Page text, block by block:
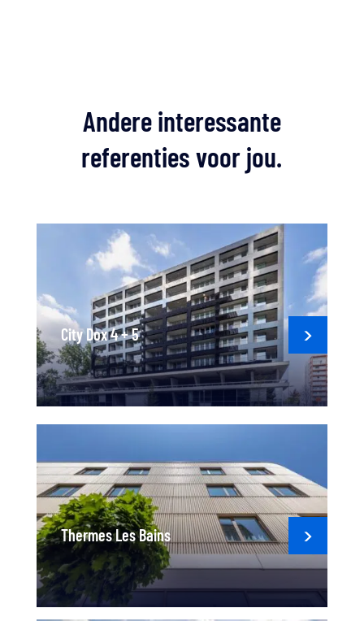
Andere interessante
referenties voor jou.
City Dox 4 + 5
Thermes Les Bains